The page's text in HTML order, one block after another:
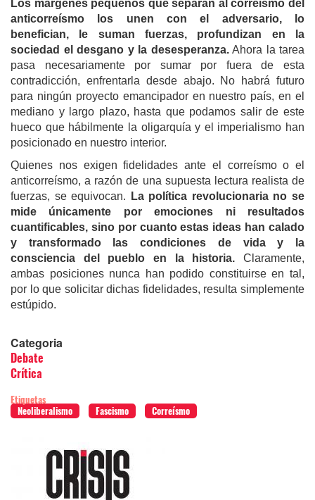
Los márgenes pequeños que separan al correísmo del
anticorreísmo los unen con el adversario, lo
benefician, le suman fuerzas, profundizan en la
sociedad el desgano y la desesperanza.Ahora la tarea
pasa necesariamente por sumar por fuera de esta
contradicción, enfrentarla desde abajo. No habrá futuro
para ningún proyecto emancipador en nuestro país, en el
mediano y largo plazo, hasta que podamos salir de este
hueco que hábilmente la oligarquía y el imperialismo han
posicionado en nuestro interior.
Quienes nos exigen fidelidades ante el correísmo o el
anticorreísmo, a razón de una supuesta lectura realista de
fuerzas, se equivocan. La política revolucionaria no se
mide únicamente por emociones ni resultados
cuantificables, sino por cuanto estas ideas han calado
y transformado las condiciones de vida y la
consciencia del pueblo en la historia. Claramente,
ambas posiciones nunca han podido constituirse en tal,
por lo que solicitar dichas fidelidades, resulta simplemente
estúpido.
Categoria
Debate
Crítica
Etiquetas
Neoliberalismo
Fascismo Correísmo